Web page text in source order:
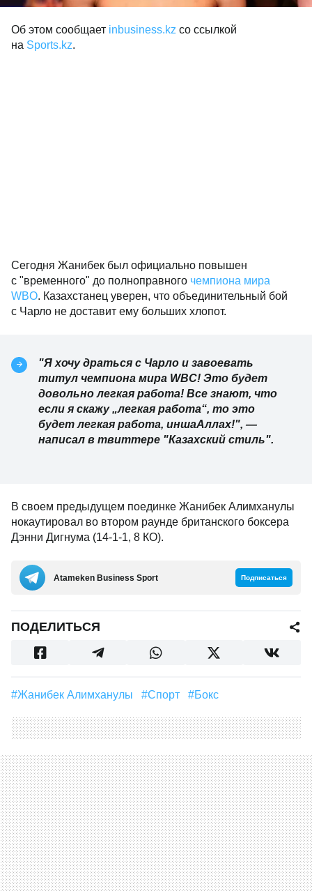
Об этом сообщает inbusiness.kz со ссылкой
на Sports.kz.
Сегодня Жанибек был официально повышен
с "временного" до полноправного чемпиона мира
WBO. Казахстанец уверен, что объединительный бой
с Чарло не доставит ему больших хлопот.
"Я хочу драться с Чарло и завоевать
титул чемпиона мира WBC! Это будет
довольно легкая работа! Все знают, что
если я скажу „легкая работа“, то это
будет легкая работа, иншаАллах!", —
написал в твиттере "Казахский стиль".
В своем предыдущем поединке Жанибек Алимханулы
нокаутировал во втором раунде британского боксера
Дэнни Дигнума (14-1-1, 8 КО).
Аtameken Business Sport Подписаться
ПОДЕЛИТЬСЯ
#Жанибек Алимханулы #Спорт #Бокс